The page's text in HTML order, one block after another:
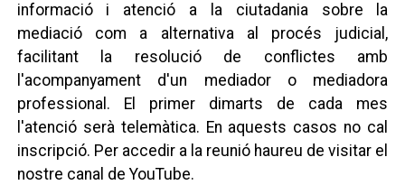
informació i atenció a la ciutadania sobre la
mediació com a alternativa al procés judicial,
facilitant la resolució de conflictes amb
l'acompanyament d'un mediador o mediadora
professional. El primer dimarts de cada mes
l'atenció serà telemàtica. En aquests casos no cal
inscripció. Per accedir a la reunió haureu de visitar el
nostre canal de YouTube.